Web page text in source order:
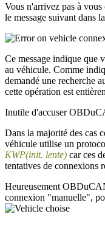
Vous n'arrivez pas à
le message suivant dans
Ce message indique que
au véhicule. Comme
demandé une recherche
cette opération est
Inutile d'accuser
Dans la majorité des cas
véhicule utilise un
KWP(init. lente) car ces
tentatives de connexions
Heureusement
connexion "manuelle",